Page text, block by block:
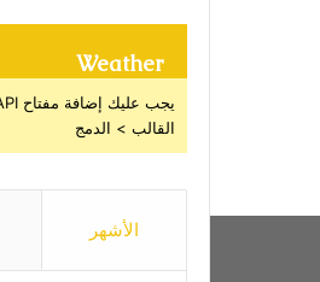
Weather
القالب > الدمج
الأشهر